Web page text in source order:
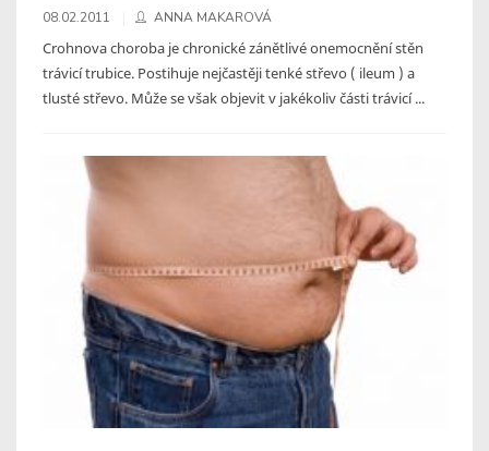
08.02.2011 ANNA MAKAROVÁ
Crohnova choroba je chronické zánětlivé onemocnění stěn
trávicí trubice. Postihuje nejčastěji tenké střevo ( ileum ) a
tlusté střevo. Může se však objevit v jakékoliv části trávicí ...